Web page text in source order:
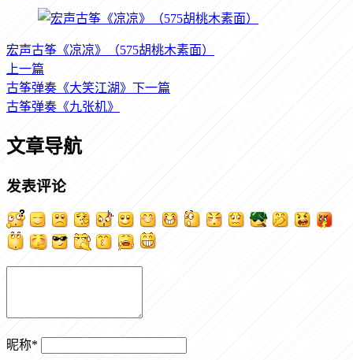
宏声古筝《凉凉》（575胡桃木素面）
上一篇
古筝弹奏《大笑江湖》 下一篇
古筝弹奏《九张机》
文章导航
发表评论
昵称*